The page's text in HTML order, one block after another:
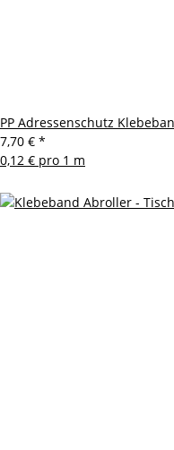
PP Adressenschutz
7,70 € *
0,12 € pro 1 m